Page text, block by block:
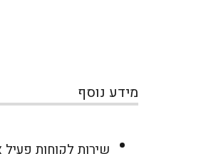
מידע נוסף
שירות לקוחות פעיל א-ה